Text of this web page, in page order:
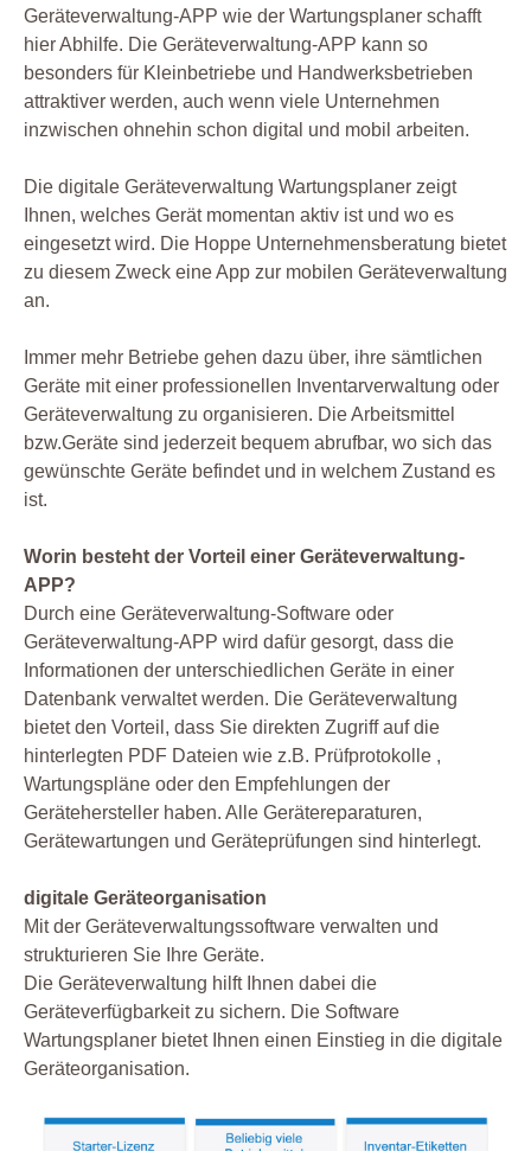
Geräteverwaltung-APP wie der Wartungsplaner schafft
hier Abhilfe. Die Geräteverwaltung-APP kann so
besonders für Kleinbetriebe und Handwerksbetrieben
attraktiver werden, auch wenn viele Unternehmen
inzwischen ohnehin schon digital und mobil arbeiten.
Die digitale Geräteverwaltung Wartungsplaner zeigt
Ihnen, welches Gerät momentan aktiv ist und wo es
eingesetzt wird. Die Hoppe Unternehmensberatung bietet
zu diesem Zweck eine App zur mobilen Geräteverwaltung
an.
Immer mehr Betriebe gehen dazu über, ihre sämtlichen
Geräte mit einer professionellen Inventarverwaltung oder
Geräteverwaltung zu organisieren. Die Arbeitsmittel
bzw.Geräte sind jederzeit bequem abrufbar, wo sich das
gewünschte Geräte befindet und in welchem Zustand es
ist.
Worin besteht der Vorteil einer Geräteverwaltung-
APP?
Durch eine Geräteverwaltung-Software oder
Geräteverwaltung-APP wird dafür gesorgt, dass die
Informationen der unterschiedlichen Geräte in einer
Datenbank verwaltet werden. Die Geräteverwaltung
bietet den Vorteil, dass Sie direkten Zugriff auf die
hinterlegten PDF Dateien wie z.B. Prüfprotokolle ,
Wartungspläne oder den Empfehlungen der
Gerätehersteller haben. Alle Gerätereparaturen,
Gerätewartungen und Geräteprüfungen sind hinterlegt.
digitale Geräteorganisation
Mit der Geräteverwaltungssoftware verwalten und
strukturieren Sie Ihre Geräte.
Die Geräteverwaltung hilft Ihnen dabei die
Geräteverfügbarkeit zu sichern. Die Software
Wartungsplaner bietet Ihnen einen Einstieg in die digitale
Geräteorganisation.